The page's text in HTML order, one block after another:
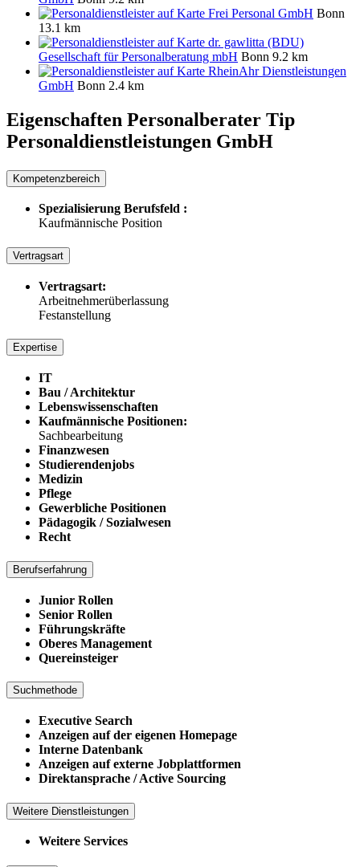
Frei Personal GmbH Bonn
13.1 km
dr. gawlitta (BDU)
Gesellschaft für Personalberatung mbH Bonn 9.2 km
RheinAhr Dienstleistungen
GmbH Bonn 2.4 km
Eigenschaften Personalberater Tip
Personaldienstleistungen GmbH
Kompetenzbereich
Spezialisierung Berufsfeld :
Kaufmännische Position
Vertragsart
Vertragsart:
Arbeitnehmerüberlassung
Festanstellung
Expertise
IT
Bau / Architektur
Lebenswissenschaften
Kaufmännische Positionen:
Sachbearbeitung
Finanzwesen
Studierendenjobs
Medizin
Pflege
Gewerbliche Positionen
Pädagogik / Sozialwesen
Recht
Berufserfahrung
Junior Rollen
Senior Rollen
Führungskräfte
Oberes Management
Quereinsteiger
Suchmethode
Executive Search
Anzeigen auf der eigenen Homepage
Interne Datenbank
Anzeigen auf externe Jobplattformen
Direktansprache / Active Sourcing
Weitere Dienstleistungen
Weitere Services